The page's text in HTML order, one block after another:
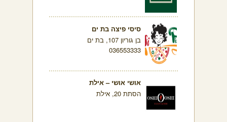
סיסי פיצה בת ים
בן גוריון 107, בת ים
036553333
אושי אושי – אילת
הסתת 20, אילת